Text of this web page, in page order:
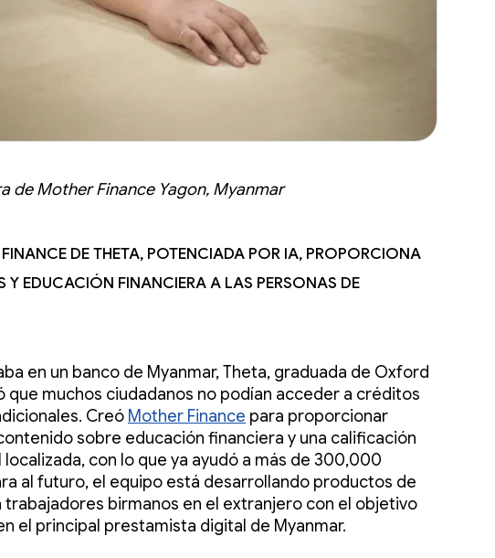
de Mother Finance Yagon, Myanmar
de Theta, potenciada por IA, proporciona
educación financiera a las personas de
en un banco de Myanmar, Theta, graduada de Oxford
que muchos ciudadanos no podían acceder a créditos
Creó Mother Finance para proporcionar
sobre educación financiera y una calificación
con lo que ya ayudó a más de 300,000
al futuro, el equipo está desarrollando productos de
birmanos en el extranjero con el objetivo
el principal prestamista digital de Myanmar.